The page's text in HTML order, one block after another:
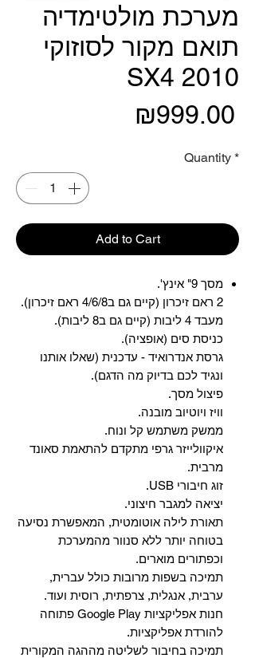
מערכת מולטימדיה
תואם מקור לסוזוקי
SX4 2010
₪999.00
Quantity *
Add to Cart
מסך 9" אינץ'.
2 ראם זיכרון (קיים גם ב4/6/8 ראם זיכרון).
מעבד 4 ליבות (קיים גם ב8 ליבות).
כניסת סים (אופציה).
גרסת אנדרואיד - עדכנית (שאלו אותנו
ונגיד לכם בדיוק מה הדגם).
פיצול מסך.
וויז ויוטיוב מובנה.
ממשק משתמש קל ונוח.
איקוולייזר גרפי מתקדם להתאמת סאונד
מרבית.
זוג חיבורי USB.
יציאה למגבר חיצוני.
תאורת לילה אוטומטית, המאפשרת נסיעה
בטוחה יותר ללא סנוור מהמערכת
וכפתורים מוארים.
תמיכה בשפות מרובות כולל עברית,
ערבית, אנגלית, צרפתית, רוסית ועוד.
‏חנות אפליקציות Google Play פתוחה
להורדת אפליקציות.
‏תמיכה בחיבור לשליטה מההגה המקורית